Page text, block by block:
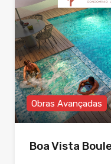
Obras Avançadas
Boa Vista